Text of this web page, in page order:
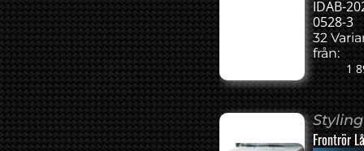
IDAB-
0528-3
32
från:
1
Styling
Frontrör